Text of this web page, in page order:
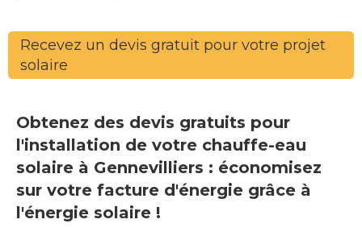
Recevez un devis gratuit pour votre projet
solaire
Obtenez des devis gratuits pour
l'installation de votre chauffe-eau
solaire à Gennevilliers : économisez
sur votre facture d'énergie grâce à
l'énergie solaire !